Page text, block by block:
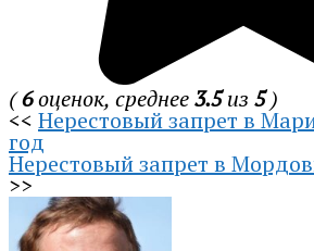
(6оценок, среднее3.5из 5)
<< Нерестовый запрет в
год
Нерестовый запрет в
>>